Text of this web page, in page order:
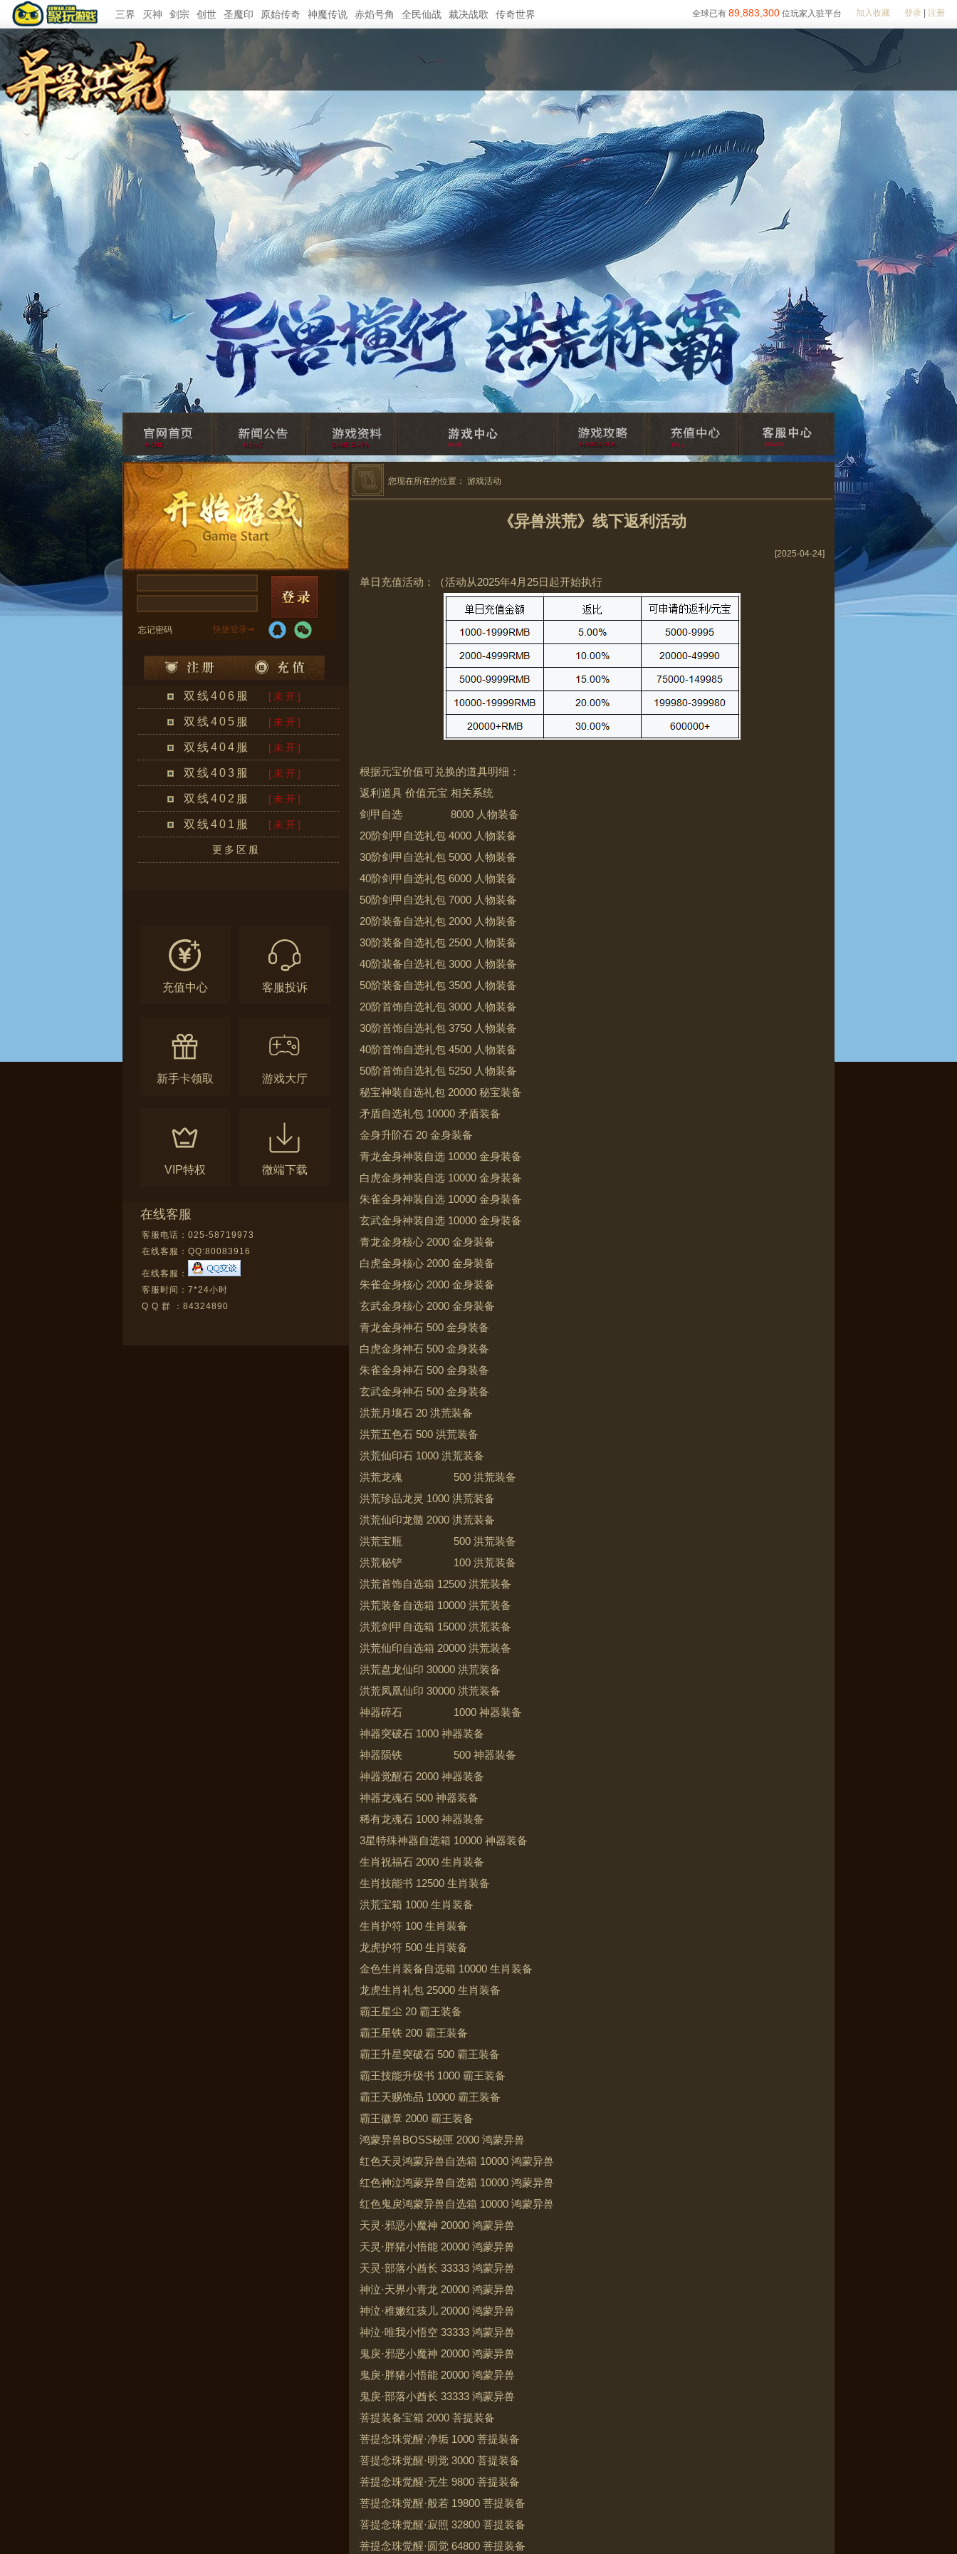
三界 灭神 剑宗 创世 圣魔印 原始传奇 神魔传说 赤焰号角 全民仙战 裁决战歌 传奇世界 全球已有 89,883,300 位玩家入驻平台 加入收藏 登录 注册
双线406服 [未开]
双线405服 [未开]
双线404服 [未开]
双线403服 [未开]
双线402服 [未开]
双线401服 [未开]
更多区服
充值中心 客服投诉
新手卡领取 游戏大厅
VIP特权 微端下载
在线客服
客服电话：025-58719973
在线客服： QQ:80083916
在线客服：
客服时间：7*24小时
Q Q 群 ：84324890
您现在所在的位置： 游戏活动
《异兽洪荒》线下返利活动
[2025-04-24]
单日充值活动：（活动从2025年4月 25日起开始执行
根据元宝价值可兑换的道具明细：
返利道具 价值元宝 相关系统
剑甲自选 8000 人物装备
20阶剑甲自选礼包 4000 人物装备
30阶剑甲自选礼包 5000 人物装备
40阶剑甲自选礼包 6000 人物装备
50阶剑甲自选礼包 7000 人物装备
20阶装备自选礼包 2000 人物装备
30阶装备自选礼包 2500 人物装备
40阶装备自选礼包 3000 人物装备
50阶装备自选礼包 3500 人物装备
20阶首饰自选礼包 3000 人物装备
30阶首饰自选礼包 3750 人物装备
40阶首饰自选礼包 4500 人物装备
50阶首饰自选礼包 5250 人物装备
秘宝神装自选礼包 20000 秘宝装备
矛盾自选礼包 10000 矛盾装备
金身升阶石 20 金身装备
青龙金身神装自选 10000 金身装备
白虎金身神装自选 10000 金身装备
朱雀金身神装自选 10000 金身装备
玄武金身神装自选 10000 金身装备
青龙金身核心 2000 金身装备
白虎金身核心 2000 金身装备
朱雀金身核心 2000 金身装备
玄武金身核心 2000 金身装备
青龙金身神石 500 金身装备
白虎金身神石 500 金身装备
朱雀金身神石 500 金身装备
玄武金身神石 500 金身装备
洪荒月壤石 20 洪荒装备
洪荒五色石 500 洪荒装备
洪荒仙印石 1000 洪荒装备
洪荒龙魂 500 洪荒装备
洪荒珍品龙灵 1000 洪荒装备
洪荒仙印龙髓 2000 洪荒装备
洪荒宝瓶 500 洪荒装备
洪荒秘铲 100 洪荒装备
洪荒首饰自选箱 12500 洪荒装备
洪荒装备自选箱 10000 洪荒装备
洪荒剑甲自选箱 15000 洪荒装备
洪荒仙印自选箱 20000 洪荒装备
洪荒盘龙仙印 30000 洪荒装备
洪荒凤凰仙印 30000 洪荒装备
神器碎石 1000 神器装备
神器突破石 1000 神器装备
神器陨铁 500 神器装备
神器觉醒石 2000 神器装备
神器龙魂石 500 神器装备
稀有龙魂石 1000 神器装备
3星特殊神器自选箱 10000 神器装备
生肖祝福石 2000 生肖装备
生肖技能书 12500 生肖装备
洪荒宝箱 1000 生肖装备
生肖护符 100 生肖装备
龙虎护符 500 生肖装备
金色生肖装备自选箱 10000 生肖装备
龙虎生肖礼包 25000 生肖装备
霸王星尘 20 霸王装备
霸王星铁 200 霸王装备
霸王升星突破石 500 霸王装备
霸王技能升级书 1000 霸王装备
霸王天赐饰品 10000 霸王装备
霸王徽章 2000 霸王装备
鸿蒙异兽BOSS秘匣 2000 鸿蒙异兽
红色天灵鸿蒙异兽自选箱 10000 鸿蒙异兽
红色神泣鸿蒙异兽自选箱 10000 鸿蒙异兽
红色鬼戾鸿蒙异兽自选箱 10000 鸿蒙异兽
天灵·邪恶小魔神 20000 鸿蒙异兽
天灵·胖猪小悟能 20000 鸿蒙异兽
天灵·部落小酋长 33333 鸿蒙异兽
神泣·天界小青龙 20000 鸿蒙异兽
神泣·稚嫩红孩儿 20000 鸿蒙异兽
神泣·唯我小悟空 33333 鸿蒙异兽
鬼戾·邪恶小魔神 20000 鸿蒙异兽
鬼戾·胖猪小悟能 20000 鸿蒙异兽
鬼戾·部落小酋长 33333 鸿蒙异兽
菩提装备宝箱 2000 菩提装备
菩提念珠觉醒·净垢 1000 菩提装备
菩提念珠觉醒·明觉 3000 菩提装备
菩提念珠觉醒·无生 9800 菩提装备
菩提念珠觉醒·般若 19800 菩提装备
菩提念珠觉醒·寂照 32800 菩提装备
菩提念珠觉醒·圆觉 64800 菩提装备